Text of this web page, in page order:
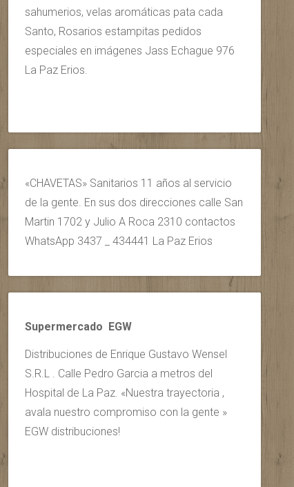
sahumerios, velas aromáticas pata cada
Santo, Rosarios estampitas pedidos
especiales en imágenes Jass Echague 976
La Paz Erios.
«CHAVETAS» Sanitarios 11 años al servicio
de la gente. En sus dos direcciones calle San
Martin 1702 y Julio A Roca 2310 contactos
WhatsApp 3437 _ 434441 La Paz Erios
Supermercado EGW
Distribuciones de Enrique Gustavo Wensel
S.R.L . Calle Pedro Garcia a metros del
Hospital de La Paz. «Nuestra trayectoria ,
avala nuestro compromiso con la gente »
EGW distribuciones!